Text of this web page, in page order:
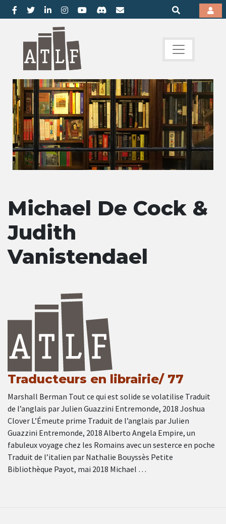
Michael De Cock &
Judith
Vanistendael
Traducteurs en librairie/ 77
Marshall Berman Tout ce qui est solide se volatilise Traduit
de l’anglais par Julien Guazzini Entremonde, 2018 Joshua
Clover L’Émeute prime Traduit de l’anglais par Julien
Guazzini Entremonde, 2018 Alberto Angela Empire, un
fabuleux voyage chez les Romains avec un sesterce en poche
Traduit de l’italien par Nathalie Bouyssès Petite
Bibliothèque Payot, mai 2018 Michael …